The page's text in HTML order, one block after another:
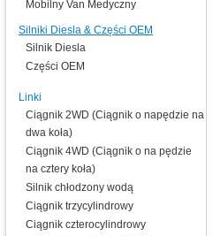
Mobilny Van Medyczny
Silniki Diesla & Części OEM
Silnik Diesla
Części OEM
Linki
Ciągnik 2WD (Ciągnik o napędzie na
dwa koła)
Ciągnik 4WD (Ciągnik o na pędzie
na cztery koła)
Silnik chłodzony wodą
Ciągnik trzycylindrowy
Ciągnik czterocylindrowy